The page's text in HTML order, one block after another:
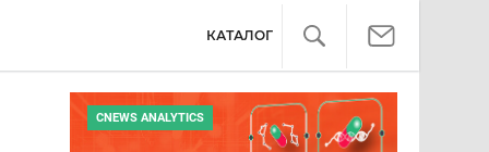
КАТАЛОГ
CNEWS ANALYTICS